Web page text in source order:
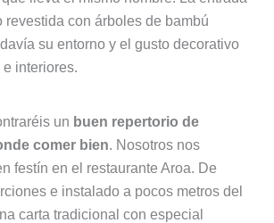
revestida con árboles de bambú
su entorno y el gusto decorativo
interiores.
un buen repertorio de
comer bien. Nosotros nos
festín en el restaurante Aroa. De
e instalado a pocos metros del
carta tradicional con especial